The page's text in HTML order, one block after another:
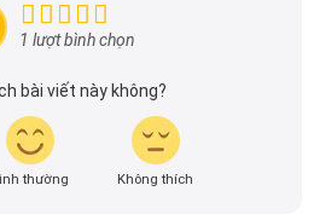
thích ô tô tại Việt Nam. Hãy
thông tin về thị trường ô tô
1 lượt bình chọn
bài viết này không?
thường Không thích